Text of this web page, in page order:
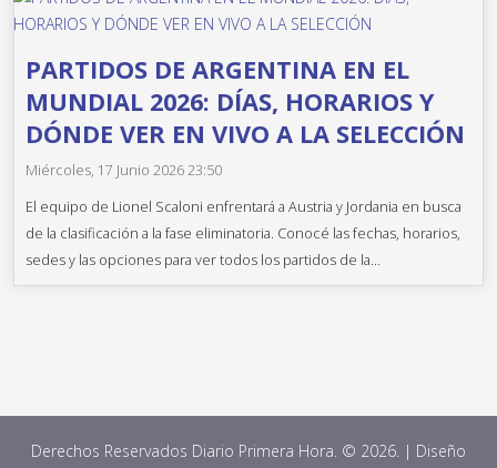
PARTIDOS DE ARGENTINA EN EL
MUNDIAL 2026: DÍAS, HORARIOS Y
DÓNDE VER EN VIVO A LA SELECCIÓN
Miércoles, 17 Junio 2026 23:50
El equipo de Lionel Scaloni enfrentará a Austria y Jordania en busca
de la clasificación a la fase eliminatoria. Conocé las fechas, horarios,
sedes y las opciones para ver todos los partidos de la...
Derechos Reservados Diario Primera Hora. © 2026. | Diseño